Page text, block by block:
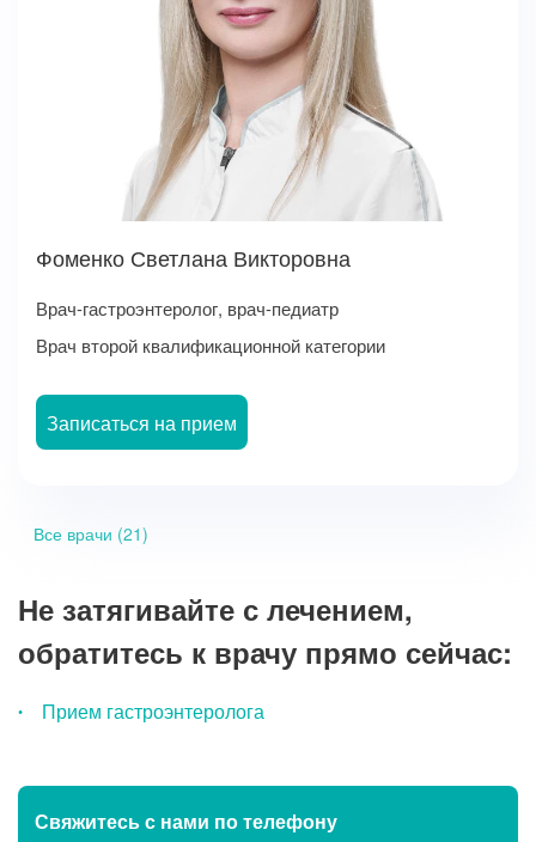
Фоменко Светлана Викторовна
Врач-гастроэнтеролог, врач-педиатр
Врач второй квалификационной категории
Записаться на прием
Все врачи (21)
Не затягивайте с лечением,
обратитесь к врачу прямо сейчас:
Прием гастроэнтеролога
Свяжитесь с нами по телефону